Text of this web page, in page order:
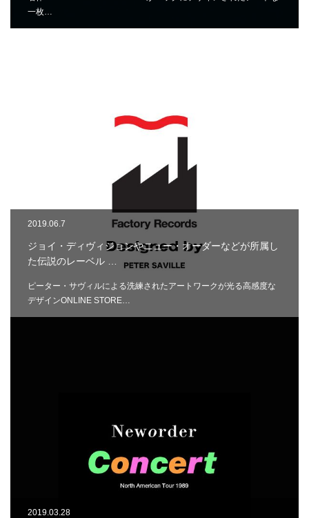
一枚…
2019.06.7
ジョイ・ディヴィジョンやニュー・オーダーなどが所属し
た伝説のレーベル …
ピーター・サヴィルによる洗練されたアートワークが光る高感度な
デザインONLINE STORE…
2019.03.28